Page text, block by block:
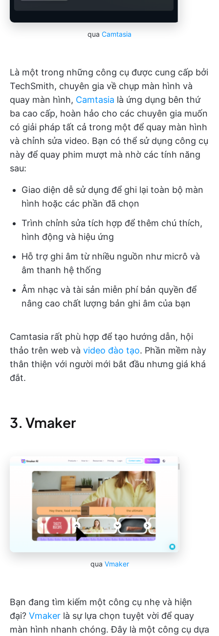
qua Camtasia
Là một trong những công cụ được cung cấp bởi
TechSmith, chuyên gia về chụp màn hình và
quay màn hình, Camtasia là ứng dụng bên thứ
ba cao cấp, hoàn hảo cho các chuyên gia muốn
có giải pháp tất cả trong một để quay màn hình
và chỉnh sửa video. Bạn có thể sử dụng công cụ
này để quay phim mượt mà nhờ các tính năng
sau:
Giao diện dễ sử dụng để ghi lại toàn bộ màn
hình hoặc các phần đã chọn
Trình chỉnh sửa tích hợp để thêm chú thích,
hình động và hiệu ứng
Hỗ trợ ghi âm từ nhiều nguồn như micrô và
âm thanh hệ thống
Âm nhạc và tài sản miễn phí bản quyền để
nâng cao chất lượng bản ghi âm của bạn
Camtasia rất phù hợp để tạo hướng dẫn, hội
thảo trên web và video đào tạo. Phần mềm này
thân thiện với người mới bắt đầu nhưng giá khá
đắt.
3. Vmaker
qua Vmaker
Bạn đang tìm kiếm một công cụ nhẹ và hiện
đại? Vmaker là sự lựa chọn tuyệt vời để quay
màn hình nhanh chóng. Đây là một công cụ dựa